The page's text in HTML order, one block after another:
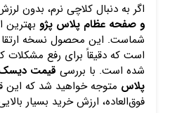
اگر به دنبال کلاچی نرم، بدون
و صفحه عظام پلاس پژو بهترین
است که دقیقاً برای رفع مشکلات
شده است. با بررسی
پلاس متوجه خواهید شد که این
فوق‌العاده، ارزش خرید بسیار